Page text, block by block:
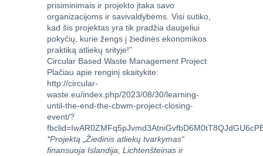
prisiminimais ir projekto įtaka savo
organizacijoms ir savivaldybėms. Visi sutiko,
kad šis projektas yra tik pradžia daugeliui
pokyčių, kurie žengs į žiedinės ekonomikos
praktiką atliekų srityje!”
Circular Based Waste Management Project
Plačiau apie renginį skaitykite:
http://circular-
waste.eu/index.php/2023/08/30/learning-
until-the-end-the-cbwm-project-closing-
event/?
*Projektą „Žiedinis atliekų tvarkymas“
finansuoja Islandija, Lichtenšteinas ir